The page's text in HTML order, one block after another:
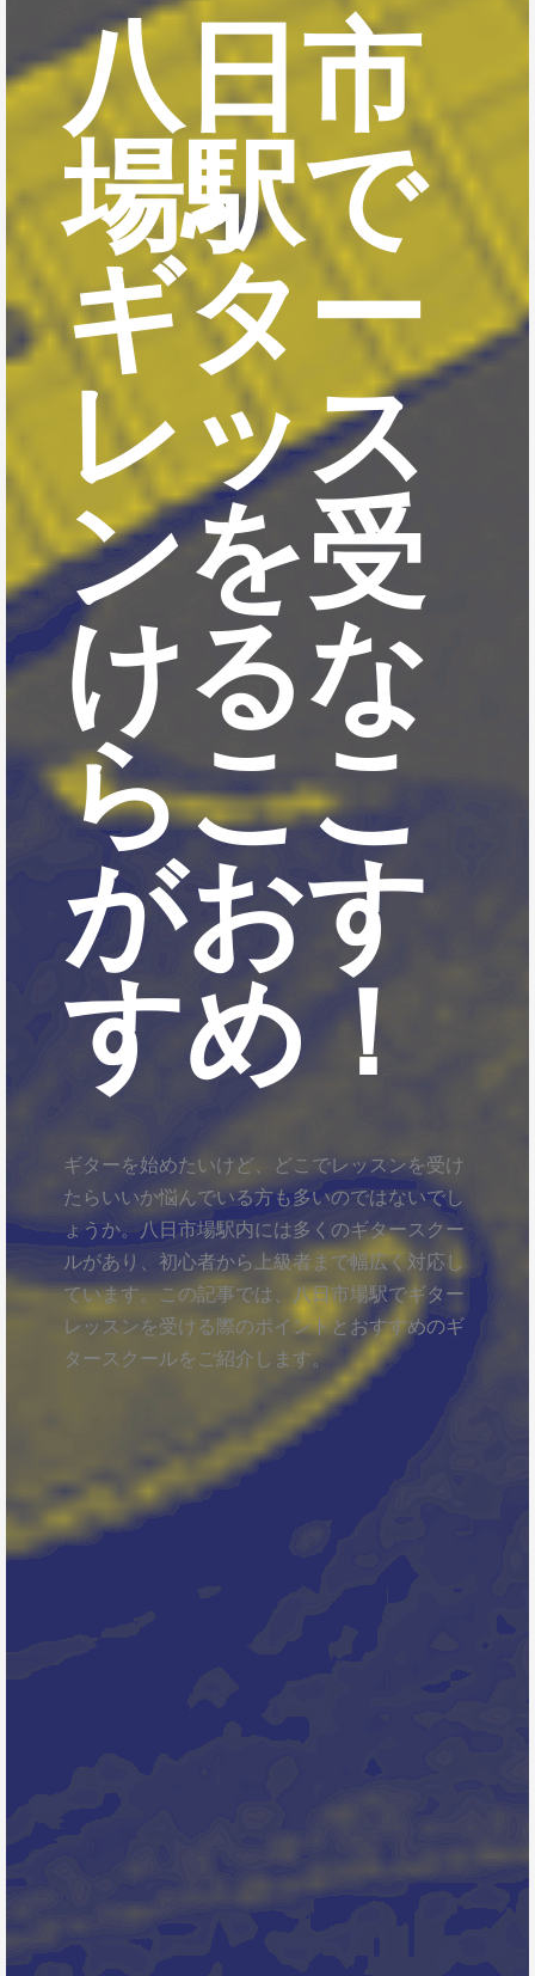
八日市
場駅で
ギター
レッス
ンを受
けるな
らここ
がおす
すめ！
ギターを始めたいけど、どこでレッスンを受け
たらいいか悩んでいる方も多いのではないでし
ょうか。八日市場駅内には多くのギタースクー
ルがあり、初心者から上級者まで幅広く対応し
ています。この記事では、八日市場駅でギター
レッスンを受ける際のポイントとおすすめのギ
タースクールをご紹介します。